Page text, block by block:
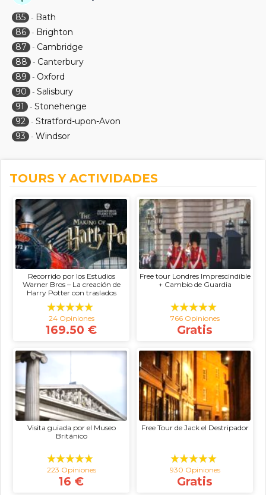
85 - Bath
86 - Brighton
87
- Cambridge
88
- Canterbury
89
- Oxford
90
- Salisbury
91
- Stonehenge
92 - Stratford-upon-Avon
93
- Windsor
TOURS Y ACTIVIDADES
Recorrido por los Estudios
Warner Bros – La creación de
Harry Potter con traslados
24 Opiniones
169.50 €
Free tour Londres Imprescindible
+ Cambio de Guardia
766 Opiniones
Gratis
Visita guiada por el Museo
Británico
223 Opiniones
16 €
Free Tour de Jack el Destripador
930 Opiniones
Gratis